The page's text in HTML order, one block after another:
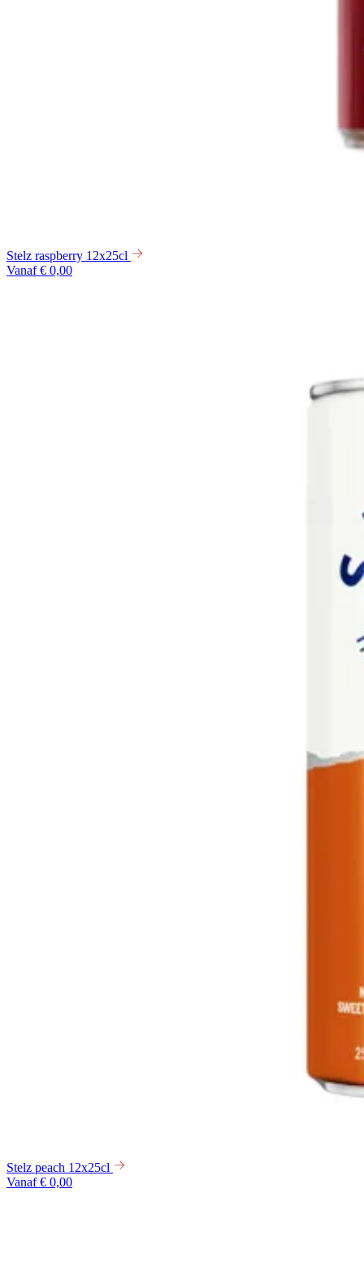
Stelz raspberry 12x25cl
Vanaf € 0,00
Stelz peach 12x25cl
Vanaf € 0,00